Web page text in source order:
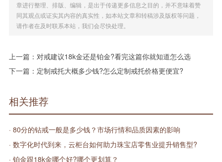
章进行整理、排版、编辑，是出于传递更多信息之目的，并不意味着赞
同其观点或证实其内容的真实性，如本站文章和转稿涉及版权等问题，
请作者在及时联系本站，我们会尽快处理。
上一篇： 对戒建议18k金还是铂金?看完这篇你就知道怎么选
下一篇： 定制戒托大概多少钱?怎么定制戒托价格更便宜?
相关推荐
· 80分的钻戒一般是多少钱？市场行情和品质因素的影响
· 数字化时代到来，云柜台如何助力珠宝店零售业提升销售型?
· 铂金跟18k金哪个好?哪个更划算？